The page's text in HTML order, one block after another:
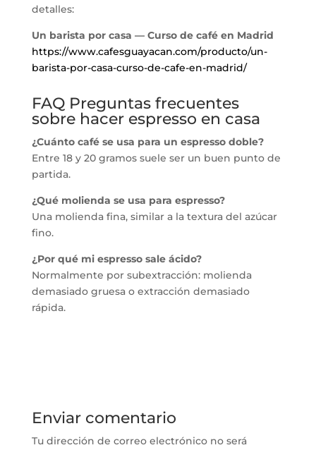
detalles:
Un barista por casa — Curso de café en Madrid
https://www.cafesguayacan.com/producto/un-
barista-por-casa-curso-de-cafe-en-madrid/
FAQ Preguntas frecuentes
sobre hacer espresso en casa
¿Cuánto café se usa para un espresso doble?
Entre 18 y 20 gramos suele ser un buen punto de
partida.
¿Qué molienda se usa para espresso?
Una molienda fina, similar a la textura del azúcar
fino.
¿Por qué mi espresso sale ácido?
Normalmente por subextracción: molienda
demasiado gruesa o extracción demasiado
rápida.
Enviar comentario
Tu dirección de correo electrónico no será